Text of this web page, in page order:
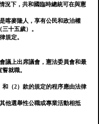
況下，共和國臨時總統可在與憲
喀麥隆人，享有公民和政治權
十五歲）。
規定。
議上出席議會，憲法委員會和最
就職。
和（2）款的規定的程序應由法律
他選舉性公職或專業活動相抵